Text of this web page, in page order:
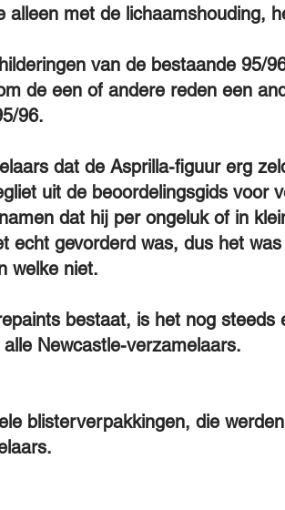
alleen met de lichaamshouding,
van de bestaande 95/
de een of andere reden een
96.
dat de Asprilla-figuur erg
uit de beoordelingsgids voor
dat hij per ongeluk of in
echt gevorderd was, dus het
welke niet.
bestaat, is het nog
Newcastle-verzamelaars.
blisterverpakkingen, die